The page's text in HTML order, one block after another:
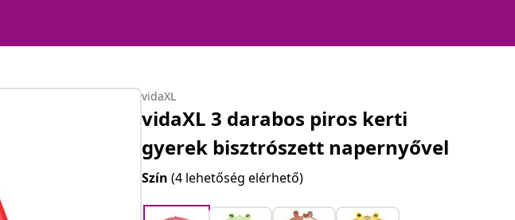
vidaXL
vidaXL 3 darabos piros kerti
gyerek bisztrószett napernyővel
Szín(4 lehetőség elérhető)